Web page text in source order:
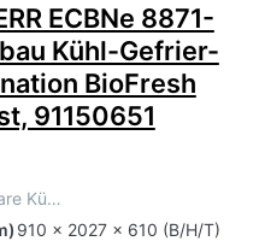
ECBNe 8871-
Kühl-Gefrier-
BioFresh
91150651
Kü…
910 x 2027 x 610 (B/H/T)